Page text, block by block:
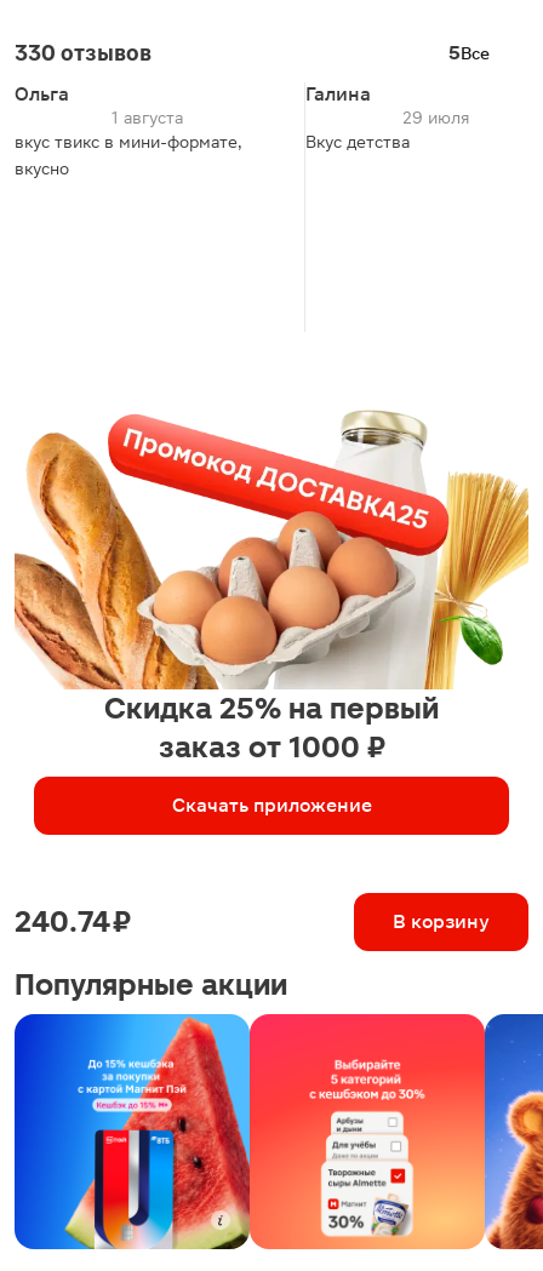
330 отзывов 5Все
Ольга
1 августа
вкус твикс в мини-формате,
вкусно
Галина
29 июля
Вкус детства
Скидка 25% на первый
заказ от 1000 ₽
Скачать приложение
240.74 ₽ В корзину
Популярные акции